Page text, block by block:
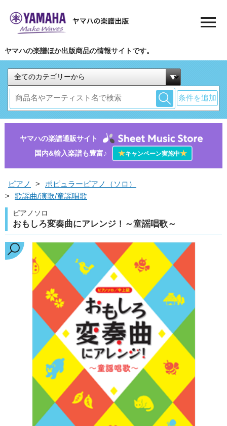
ヤマハの楽譜ほか出版商品の情報サイトです。
条件を追加
ヤマハの楽譜通販サイト
国内&輸入楽譜も豊富♪
★キャンペーン実施中★
ピアノ >
ポピュラーピアノ（ソロ）
>
歌謡曲/演歌/童謡唱歌
ピアノソロ
おもしろ変奏曲にアレンジ！～童謡唱歌～